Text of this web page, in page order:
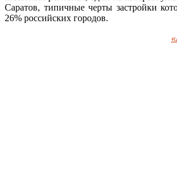
Саратов, типичные черты застройки
26% российских городов.